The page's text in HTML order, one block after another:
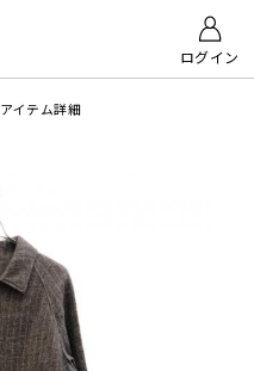
ログイン
アイテム詳細